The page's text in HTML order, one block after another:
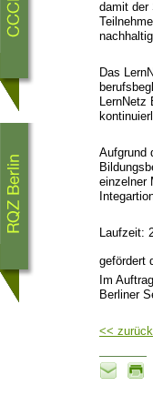
damit der
Das
LernNetz
Aufgrund
einzelner
Laufzeit:
gefördert
Im
Berliner
<< zurück